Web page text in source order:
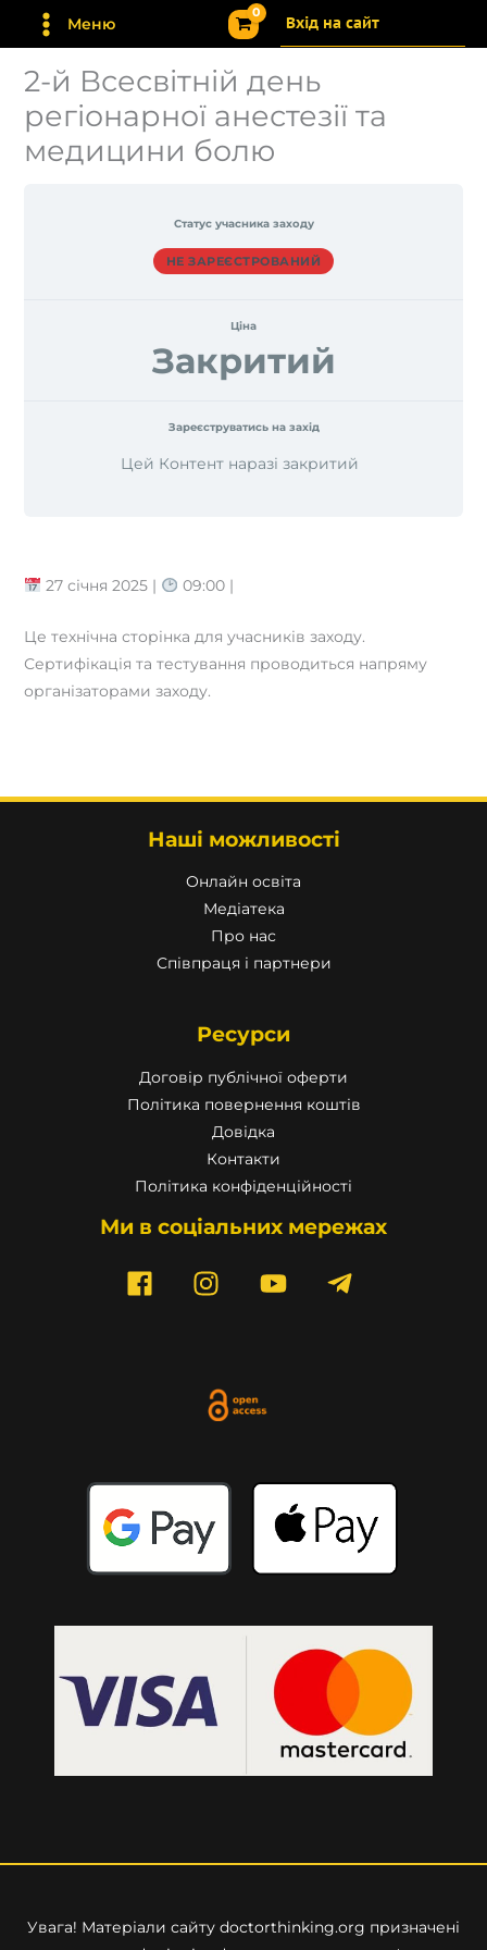
Перейти
Меню Вхід на сайт
2-й Всесвітній день
регіонарної анестезії та
медицини болю
Статус учасника заходу
НЕ ЗАРЕЄСТРОВАНИЙ
Ціна
Закритий
Зареєструватись на захід
Цей Контент наразі закритий
27 січня 2025 | 09:00 |
Це технічна сторінка для учасників заходу.
Сертифікація та тестування проводиться напряму
організаторами заходу.
Наші можливості
Онлайн освіта
Медіатека
Про нас
Співпраця і партнери
Ресурси
Договір публічної оферти
Політика повернення коштів
Довідка
Контакти
Політика конфіденційності
Ми в соціальних мережах
Увага! Матеріали сайту doctorthinking.org призначені